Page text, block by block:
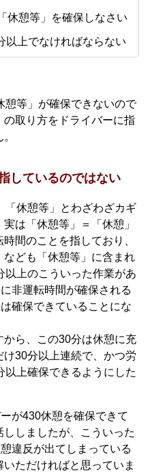
休憩等」を確保しなさい
以上でなければならない
憩等」が確保できないので
取り方をドライバーに指
しているのではない
「休憩等」とわざわざカギ
は「休憩等」＝「休憩」
間のことを指しており、
なども「休憩等」に含まれ
以上のこういった作業があ
非運転時間が確保される
確保できていることにな
から、この30分は休憩に充
30分以上連続で、かつ労
上確保できるようにした
が430休憩を確保できて
しましたが、こういった
違反が出てしまっている
ただければと思っていま